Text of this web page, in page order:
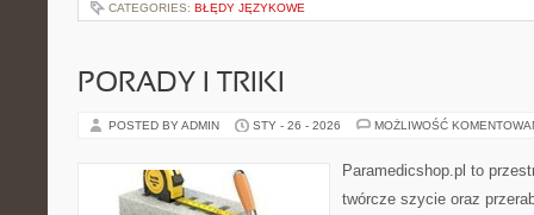
CATEGORIES: BŁĘDY JĘZYKOWE
PORADY I TRIKI
POSTED BY ADMIN STY - 26 - 2026 MOŻLIWOŚĆ
Paramedicshop.pl to
twórcze szycie oraz